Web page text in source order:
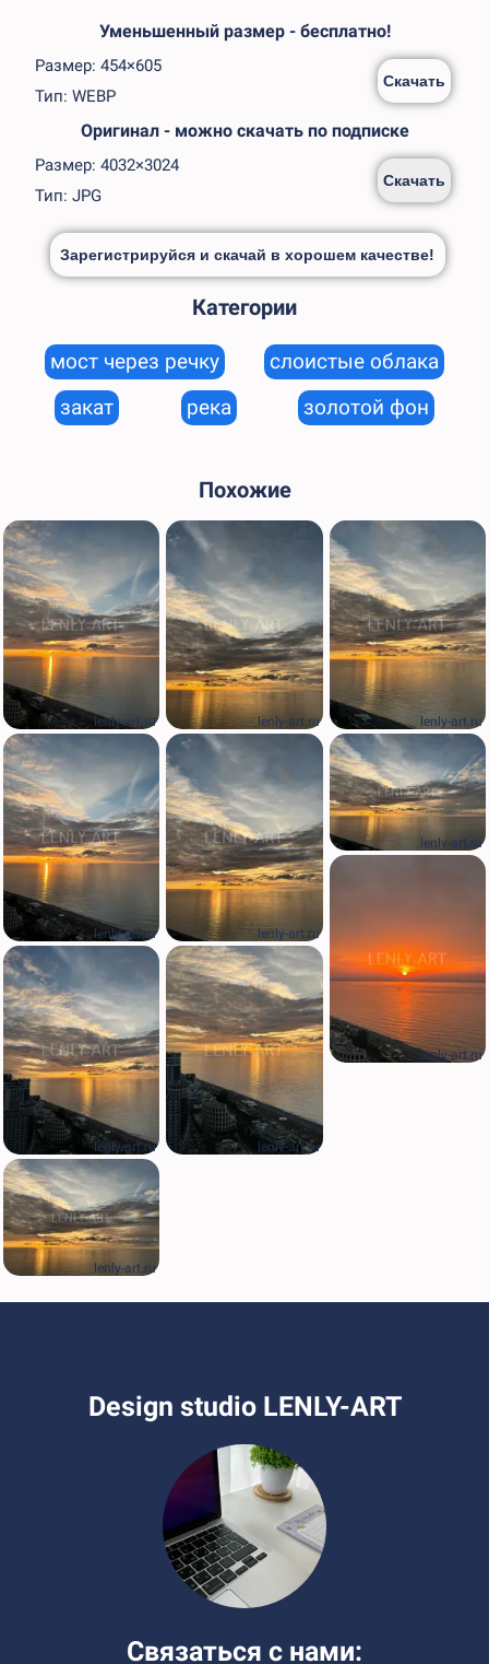
Уменьшенный размер - бесплатно!
Размер: 454×605
Тип: WEBP
Скачать
Оригинал - можно скачать по подписке
Размер: 4032×3024
Тип: JPG
Скачать
Зарегистрируйся и скачай в хорошем качестве!
Категории
мост через речку
слоистые облака
закат
река золотой фон
Похожие
lenly-art.ru
lenly-art.ru
lenly-art.ru
lenly-art.ru
lenly-art.ru
lenly-art.ru
lenly-art.ru
lenly-art.ru
lenly-art.ru
lenly-art.ru
Design studio LENLY-ART
Связаться с нами: